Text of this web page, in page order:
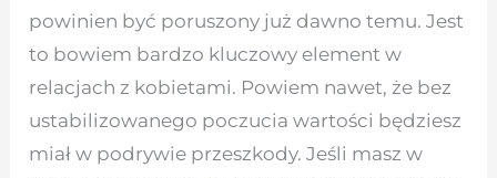
powinien być poruszony już dawno temu. Jest
to bowiem bardzo kluczowy element w
relacjach z kobietami. Powiem nawet, że bez
ustabilizowanego poczucia wartości będziesz
miał w podrywie przeszkody. Jeśli masz w